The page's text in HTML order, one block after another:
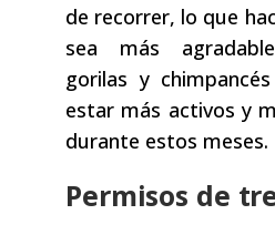
de recorrer, lo que
sea más
gorilas y
estar más activos y
durante estos meses.
Permisos de